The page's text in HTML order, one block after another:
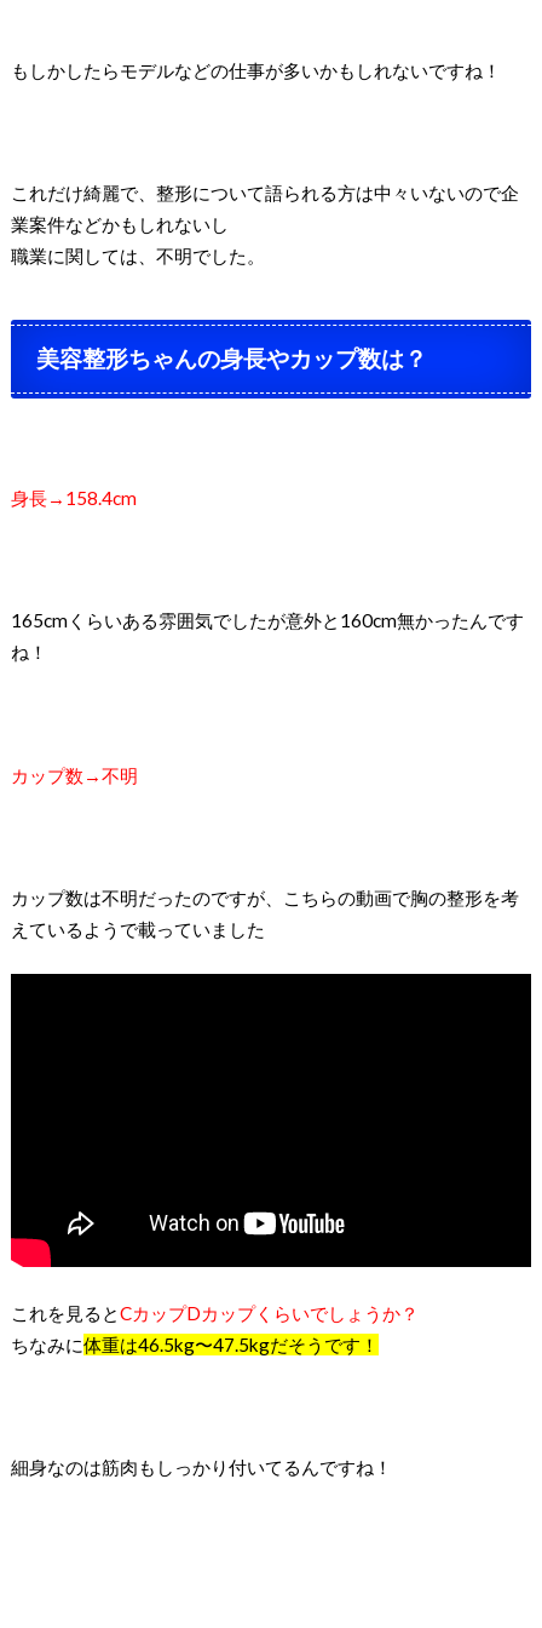
もしかしたらモデルなどの仕事が多いかもしれないですね！
これだけ綺麗で、整形について語られる方は中々いないので企
業案件などかもしれないし
職業に関しては、不明でした。
美容整形ちゃんの身長やカップ数は？
身長→158.4cm
165cmくらいある雰囲気でしたが意外と160cm無かったんです
ね！
カップ数→不明
カップ数は不明だったのですが、こちらの動画で胸の整形を考
えているようで載っていました
これを見るとCカップDカップくらいでしょうか？
ちなみに体重は46.5kg〜47.5kgだそうです！
細身なのは筋肉もしっかり付いてるんですね！